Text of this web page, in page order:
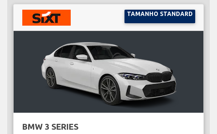
TAMANHO STANDARD
BMW 3 SERIES